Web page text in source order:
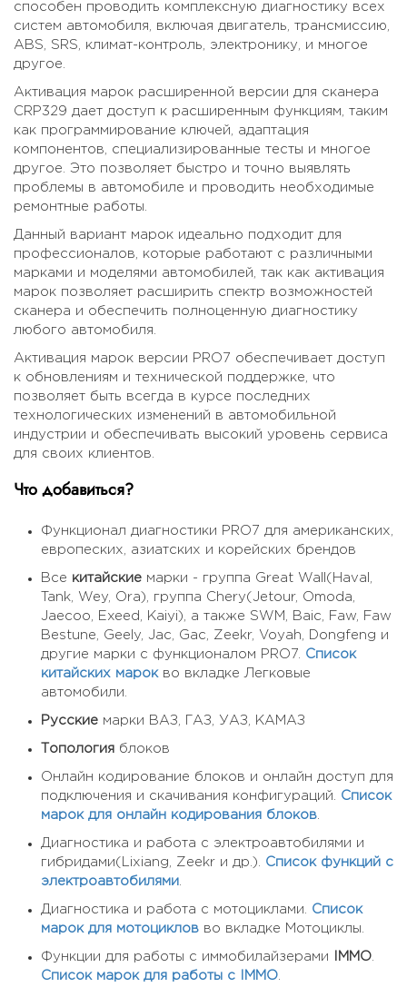
способен проводить комплексную диагностику всех
систем автомобиля, включая двигатель, трансмиссию,
ABS, SRS, климат-контроль, электронику, и многое
другое.
Активация марок расширенной версии для сканера
CRP329 дает доступ к расширенным функциям, таким
как программирование ключей, адаптация
компонентов, специализированные тесты и многое
другое. Это позволяет быстро и точно выявлять
проблемы в автомобиле и проводить необходимые
ремонтные работы.
Данный вариант марок идеально подходит для
профессионалов, которые работают с различными
марками и моделями автомобилей, так как активация
марок позволяет расширить спектр возможностей
сканера и обеспечить полноценную диагностику
любого автомобиля.
Активация марок версии PRO7 обеспечивает доступ
к обновлениям и технической поддержке, что
позволяет быть всегда в курсе последних
технологических изменений в автомобильной
индустрии и обеспечивать высокий уровень сервиса
для своих клиентов.
Что добавиться?
Функционал диагностики PRO7 для американских,
европеских, азиатских и корейских брендов
Все китайские марки - группа Great Wall(Haval,
Tank, Wey, Ora), группа Chery(Jetour, Omoda,
Jaecoo, Exeed, Kaiyi), а также SWM, Baic, Faw, Faw
Bestune, Geely, Jac, Gac, Zeekr, Voyah, Dongfeng и
другие марки с функционалом PRO7. Список
китайских марокво вкладке Легковые
автомобили.
Русские марки ВАЗ, ГАЗ, УАЗ, КАМАЗ
Топология блоков
Онлайн кодирование блоков и онлайн доступ для
подключения и скачивания конфигураций. Список
марок для онлайн кодирования блоков
Диагностика и работа с электроавтобилями и
гибридами(Lixiang, Zeekr и др.). Список функций с
электроавтобилями
Диагностика и работа с мотоциклами. Список
марок для мотоциклов во вкладке Мотоциклы.
Функции для работы с иммобилайзерами IMMO
Список марок для работы с IMMO